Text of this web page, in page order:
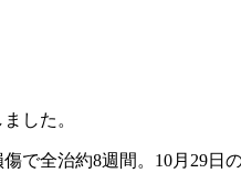
した。
で全治約8週間。10月29